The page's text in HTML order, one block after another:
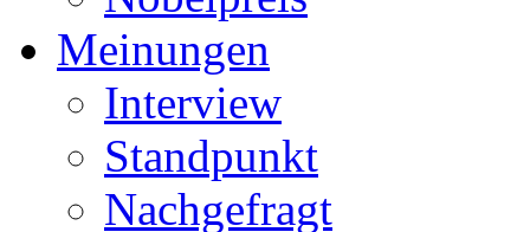
Meinungen
Interview
Standpunkt
Nachgefragt